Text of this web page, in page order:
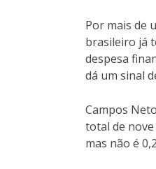
Por mais de
brasileiro já
despesa
dá um sinal
Campos
total de
mas não é